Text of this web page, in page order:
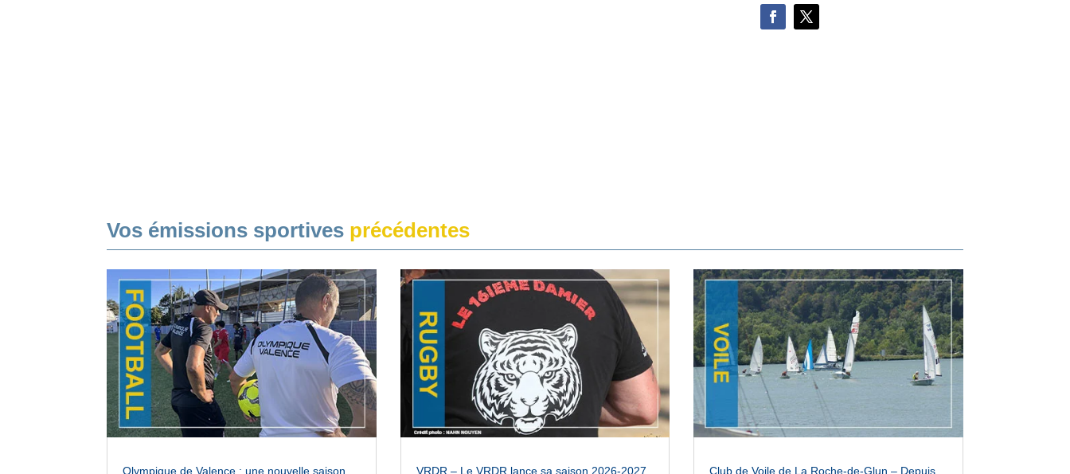
Vos émissions sportives précédentes
Olympique de Valence : une nouvelle saison
VRDR – Le VRDR lance sa saison 2026-2027
Club de Voile de La Roche-de-Glun – Depuis